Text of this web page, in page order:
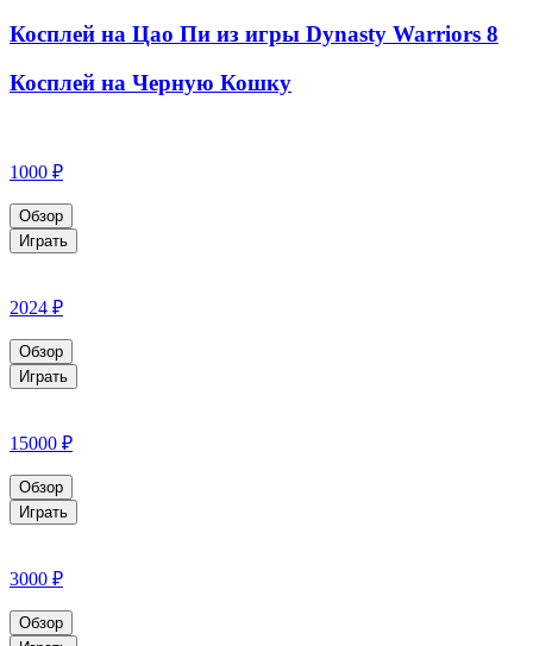
Косплей на Цао Пи из игры Dynasty Warriors 8
Косплей на Черную Кошку
1000 ₽
Обзор
Играть
2024 ₽
Обзор
Играть
15000 ₽
Обзор
Играть
3000 ₽
Обзор